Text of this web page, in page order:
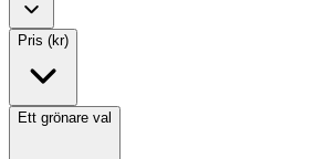
Pris (kr)
Ett grönare val